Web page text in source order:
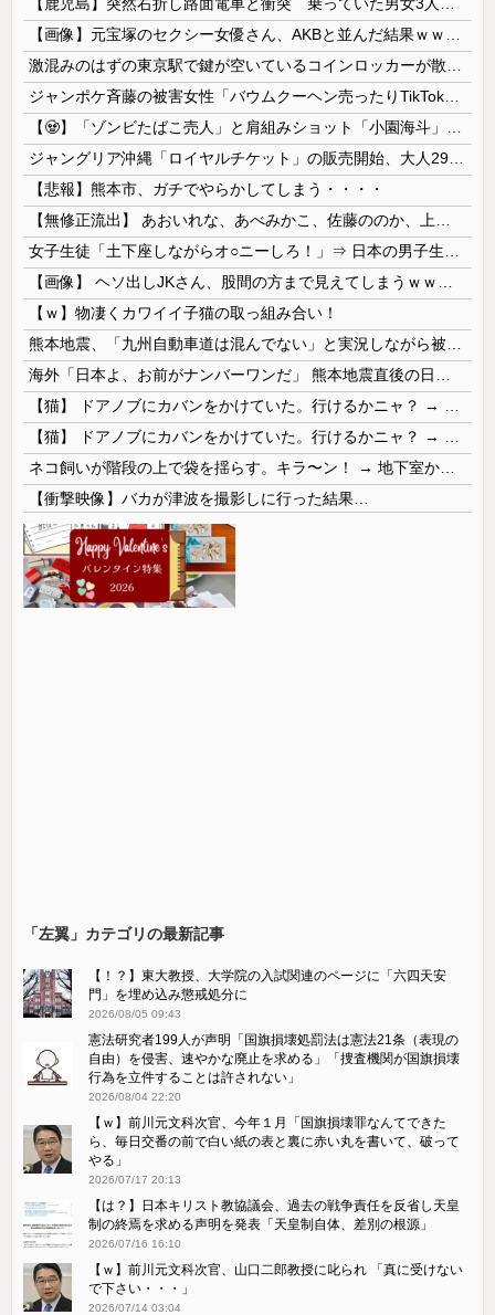
【悲報】熊本市、ガチでやらかしてしまう・・・・
【ｗ】物凄くカワイイ子猫の取っ組み合い！
【衝撃映像】バカが津波を撮影しに行った結果…
「左翼」カテゴリの最新記事
【！？】東大教授、大学院の入試関連のページに「六四天安
門」を埋め込み懲戒処分に
2026/08/05 09:43
憲法研究者199人が声明「国旗損壊処罰法は憲法21条（表現の
自由）を侵害、速やかな廃止を求める」「捜査機関が国旗損壊
行為を立件することは許されない」
2026/08/04 22:20
【ｗ】前川元文科次官、今年１月「国旗損壊罪なんてできた
ら、毎日交番の前で白い紙の表と裏に赤い丸を書いて、破って
やる」
2026/07/17 20:13
【は？】日本キリスト教協議会、過去の戦争責任を反省し天皇
制の終焉を求める声明を発表「天皇制自体、差別の根源」
2026/07/16 16:10
【ｗ】前川元文科次官、山口二郎教授に叱られ 「真に受けない
で下さい・・・」
2026/07/14 03:04